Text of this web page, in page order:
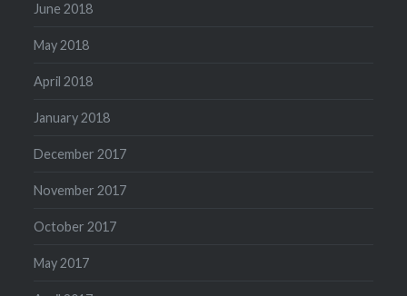
June 2018
May 2018
April 2018
January 2018
December 2017
November 2017
October 2017
May 2017